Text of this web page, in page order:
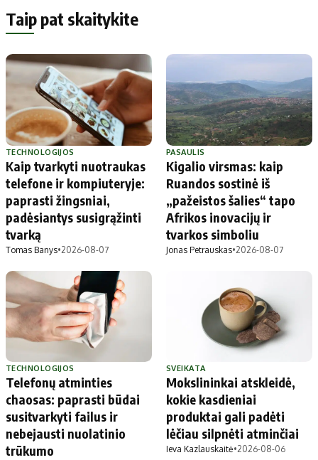
Taip pat skaitykite
TECHNOLOGIJOS
Kaip tvarkyti nuotraukas
telefone ir kompiuteryje:
paprasti žingsniai,
padėsiantys susigrąžinti
tvarką
Tomas Banys•2026-08-07
PASAULIS
Kigalio virsmas: kaip
Ruandos sostinė iš
„pažeistos šalies“ tapo
Afrikos inovacijų ir
tvarkos simboliu
Jonas Petrauskas•2026-08-07
TECHNOLOGIJOS
Telefonų atminties
chaosas: paprasti būdai
susitvarkyti failus ir
nebejausti nuolatinio
trūkumo
SVEIKATA
Mokslininkai atskleidė,
kokie kasdieniai
produktai gali padėti
lėčiau silpnėti atminčiai
Ieva Kazlauskaitė•2026-08-06